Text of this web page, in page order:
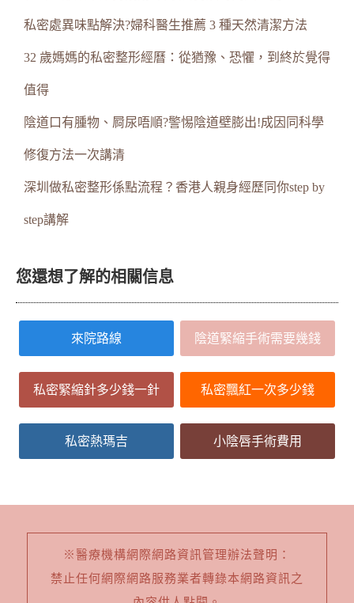
私密處異味點解決?婦科醫生推薦 3 種天然清潔方法
32 歲媽媽的私密整形經曆：從猶豫、恐懼，到終於覺得
值得
陰道口有腫物、屙尿唔順?警惕陰道壁膨出!成因同科學
修復方法一次講清
深圳做私密整形係點流程？香港人親身經歷同你step by
step講解
您還想了解的相關信息
來院路線 陰道緊縮手術需要幾錢
私密緊縮針多少錢一針 私密飄紅一次多少錢
私密熱瑪吉 小陰唇手術費用
※醫療機構網際網路資訊管理辦法聲明：
禁止任何網際網路服務業者轉錄本網路資訊之